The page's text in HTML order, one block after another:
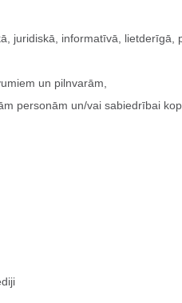
juridiskā, informatīvā, lietderīgā,
un pilnvarām,
personām un/vai sabiedrībai